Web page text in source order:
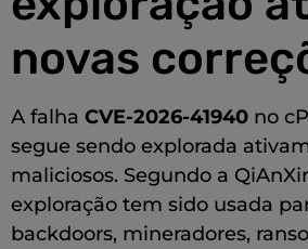
novas
A falha CVE-2026-41940 no
segue sendo explorada
maliciosos. Segundo a
exploração tem sido usada
backdoors, mineradores,